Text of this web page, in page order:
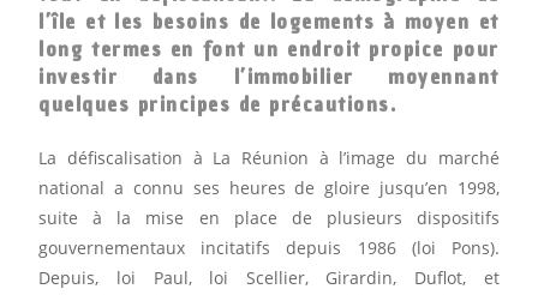
l’île et les besoins de logements à moyen et
long termes en font un endroit propice pour
investir dans l’immobilier moyennant
quelques principes de précautions.
La défiscalisation à La Réunion à l’image du marché
national a connu ses heures de gloire jusqu’en 1998,
suite à la mise en place de plusieurs dispositifs
gouvernementaux incitatifs depuis 1986 (loi Pons).
Depuis, loi Paul, loi Scellier, Girardin, Duflot, et